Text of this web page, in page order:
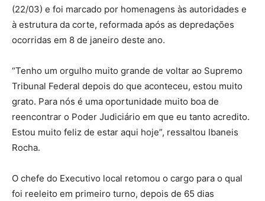
(22/03) e foi marcado por homenagens às autoridades e
à estrutura da corte, reformada após as depredações
ocorridas em 8 de janeiro deste ano.
“Tenho um orgulho muito grande de voltar ao Supremo
Tribunal Federal depois do que aconteceu, estou muito
grato. Para nós é uma oportunidade muito boa de
reencontrar o Poder Judiciário em que eu tanto acredito.
Estou muito feliz de estar aqui hoje”, ressaltou Ibaneis
Rocha.
O chefe do Executivo local retomou o cargo para o qual
foi reeleito em primeiro turno, depois de 65 dias